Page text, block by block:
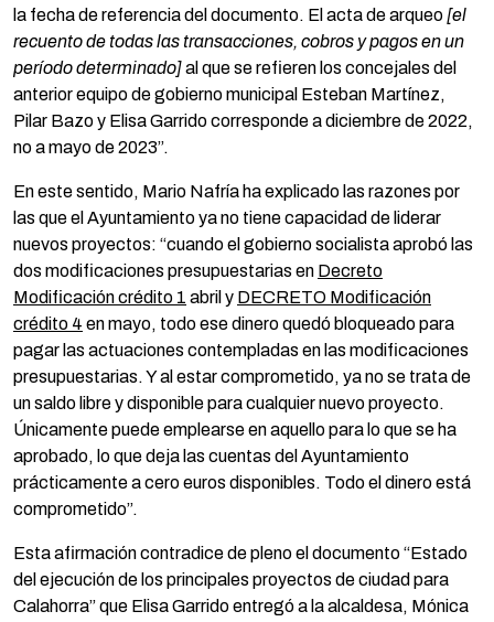
la fecha de referencia del documento. El acta de arqueo [el
recuento de todas las transacciones, cobros y pagos en un
período determinado]al que se refieren los concejales del
anterior equipo de gobierno municipal Esteban Martínez,
Pilar Bazo y Elisa Garrido corresponde a diciembre de 2022,
no a mayo de 2023”.
En este sentido, Mario Nafría ha explicado las razones por
las que el Ayuntamiento ya no tiene capacidad de liderar
nuevos proyectos: “cuando el gobierno socialista aprobó las
dos modificaciones presupuestarias en Decreto
Modificación crédito 1 abril y DECRETO Modificación
crédito 4 en mayo, todo ese dinero quedó bloqueado para
pagar las actuaciones contempladas en las modificaciones
presupuestarias. Y al estar comprometido, ya no se trata de
un saldo libre y disponible para cualquier nuevo proyecto.
Únicamente puede emplearse en aquello para lo que se ha
aprobado, lo que deja las cuentas del Ayuntamiento
prácticamente a cero euros disponibles. Todo el dinero está
comprometido”.
Esta afirmación contradice de pleno el documento “Estado
del ejecución de los principales proyectos de ciudad para
Calahorra” que Elisa Garrido entregó a la alcaldesa, Mónica